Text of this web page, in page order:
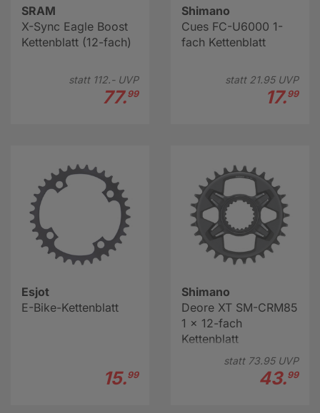
SRAM
X-Sync Eagle Boost
Kettenblatt (12-fach)
statt 112.-UVP
77.99
Shimano
Cues FC-U6000 1-
fach Kettenblatt
statt 21.95UVP
17.99
Esjot
E-Bike-Kettenblatt
15.99
Shimano
Deore XT SM-CRM85
1 x 12-fach
Kettenblatt
statt 73.95UVP
43.99